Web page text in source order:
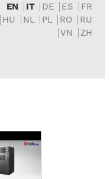
EN IT DE ES
FR
HU
NL PL RO
RU
VN
ZH